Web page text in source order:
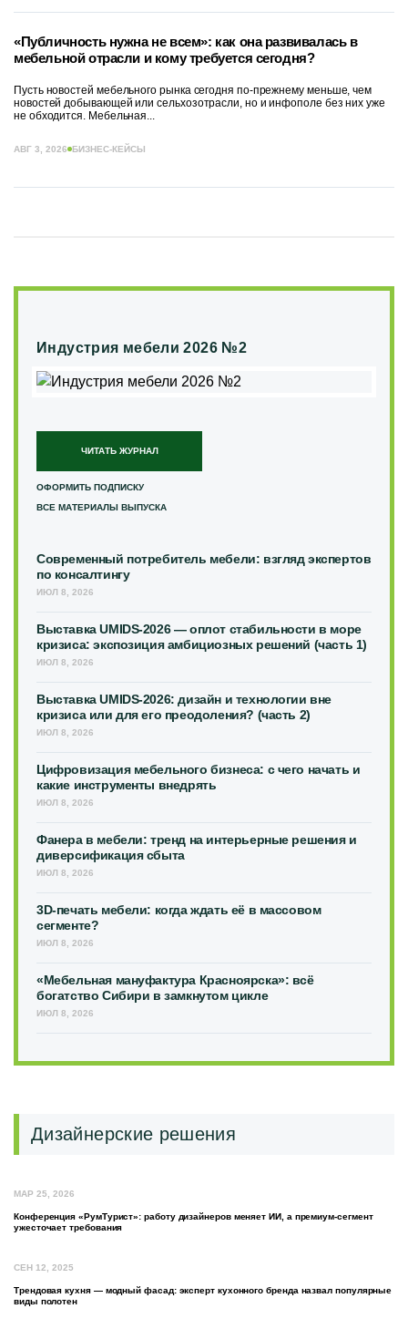
«Публичность нужна не всем»: как она развивалась в
мебельной отрасли и кому требуется сегодня?
Пусть новостей мебельного рынка сегодня по-прежнему меньше, чем
новостей добывающей или сельхозотрасли, но и инфополе без них уже
не обходится. Мебельная...
АВГ 3, 2026 БИЗНЕС-КЕЙСЫ
Индустрия мебели 2026 №2
ЧИТАТЬ ЖУРНАЛ
ОФОРМИТЬ ПОДПИСКУ
ВСЕ МАТЕРИАЛЫ ВЫПУСКА
Современный потребитель мебели: взгляд экспертов
по консалтингу
ИЮЛ 8, 2026
Выставка UMIDS-2026 — оплот стабильности в море
кризиса: экспозиция амбициозных решений (часть 1)
ИЮЛ 8, 2026
Выставка UMIDS-2026: дизайн и технологии вне
кризиса или для его преодоления? (часть 2)
ИЮЛ 8, 2026
Цифровизация мебельного бизнеса: с чего начать и
какие инструменты внедрять
ИЮЛ 8, 2026
Фанера в мебели: тренд на интерьерные решения и
диверсификация сбыта
ИЮЛ 8, 2026
3D-печать мебели: когда ждать её в массовом
сегменте?
ИЮЛ 8, 2026
«Мебельная мануфактура Красноярска»: всё
богатство Сибири в замкнутом цикле
ИЮЛ 8, 2026
Дизайнерские решения
МАР 25, 2026
Конференция «РумТурист»: работу дизайнеров меняет ИИ, а премиум-сегмент
ужесточает требования
СЕН 12, 2025
Трендовая кухня — модный фасад: эксперт кухонного бренда назвал популярные
виды полотен